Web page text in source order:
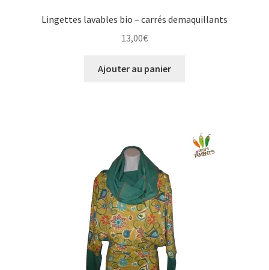
Lingettes lavables bio – carrés demaquillants
13,00€
Ajouter au panier